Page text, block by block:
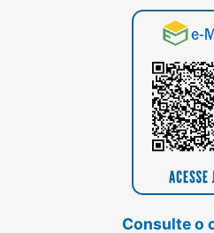
Consulte o